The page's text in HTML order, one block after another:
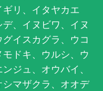
リ、イタヤカエ
、イヌビワ、イヌ
イスカグラ、ウコ
ドキ、ウルシ、ウ
ジュ、オウバイ、
マザクラ、オオデ